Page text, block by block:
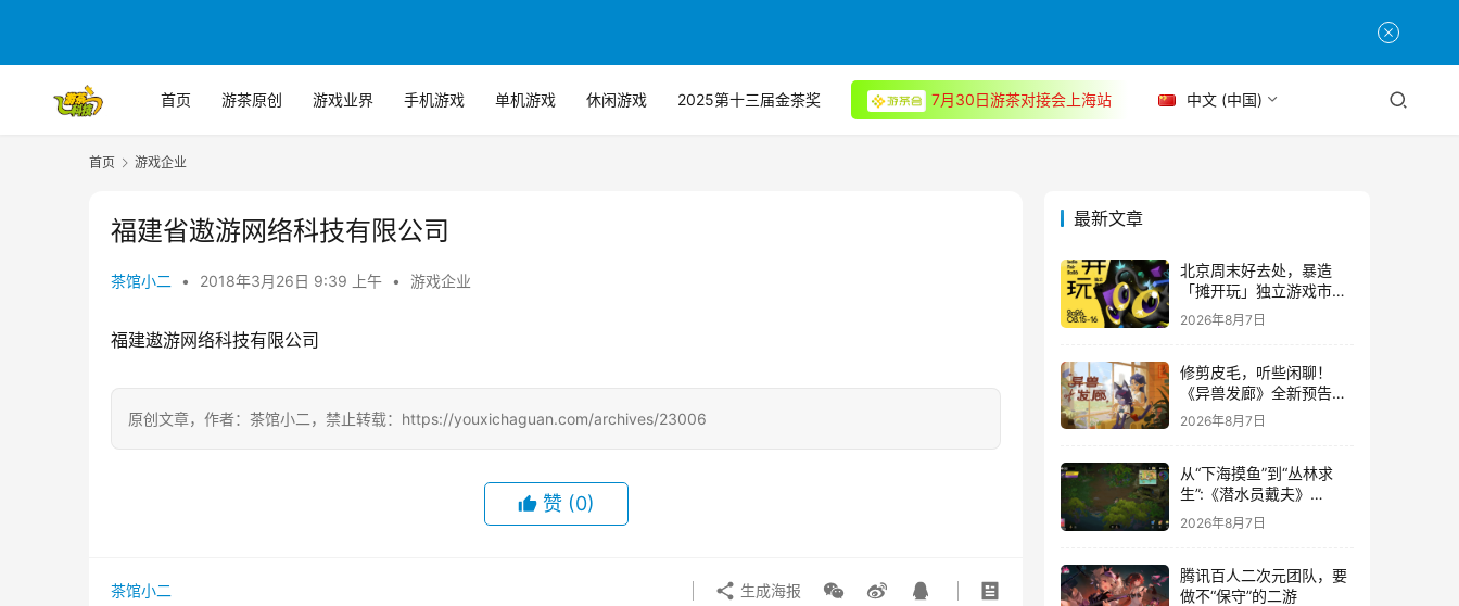
首页 游茶原创 游戏业界 手机游戏 单机游戏 休闲游戏 2025第十三届金茶奖 7月30日游茶对接会上海站 中文 (中国)
首页 游戏企业
福建省遨游网络科技有限公司
茶馆小二 • 2018年3月26日 9:39 上午 • 游戏企业
福建遨游网络科技有限公司
原创文章，作者：茶馆小二，禁止转载：https://youxichaguan.com/archives/23006
赞 (0)
茶馆小二 生成海报
最新文章
北京周末好去处，暴造
「摊开玩」独立游戏市集
正式开票！
2026年8月7日
修剪皮毛，听些闲聊！
《异兽发廊》全新预告与
Steam免费试玩公开
2026年8月7日
从“下海摸鱼”到“丛林求
生”:《潜水员戴夫》
DLC《丛林》移动端定档
8月14日
2026年8月7日
腾讯百人二次元团队，要
做不“保守”的二游